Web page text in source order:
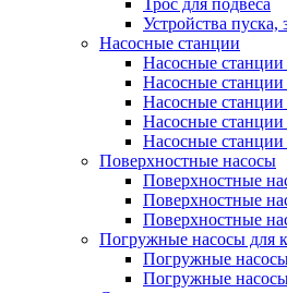
Трос для подвеса
Устройства
Насосные станции
Насосные
Насосные
Насосные
Насосные станции
Насосные
Поверхностные насосы
Поверхностные
Поверхностные
Поверхностные
Погружные насосы для
Погружные
Погружные